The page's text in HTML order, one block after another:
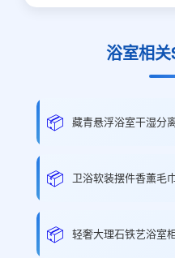
浴室相
📦 藏青悬浮浴室干湿分
📦 卫浴软装摆件香薰毛
📦 轻奢大理石铁艺浴室